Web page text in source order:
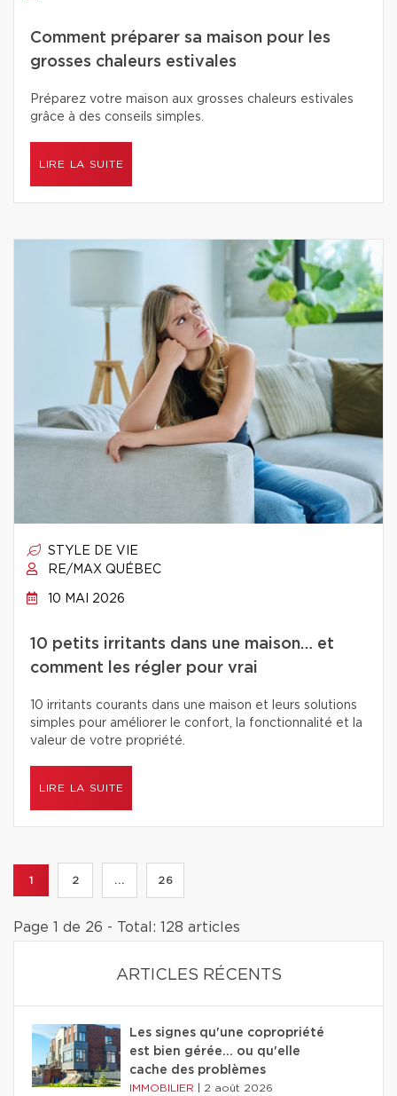
Comment préparer sa maison pour les
grosses chaleurs estivales
Préparez votre maison aux grosses chaleurs estivales
grâce à des conseils simples.
LIRE LA SUITE
STYLE DE VIE
RE/MAX QUÉBEC
10 MAI 2026
10 petits irritants dans une maison… et
comment les régler pour vrai
10 irritants courants dans une maison et leurs solutions
simples pour améliorer le confort, la fonctionnalité et la
valeur de votre propriété.
LIRE LA SUITE
1 2 ... 26
Page 1 de 26 - Total: 128 articles
ARTICLES RÉCENTS
Les signes qu'une copropriété
est bien gérée… ou qu'elle
cache des problèmes
IMMOBILIER 2 août 2026